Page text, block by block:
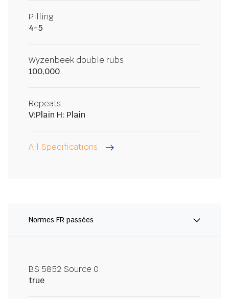
Pilling
4-5
Wyzenbeek double rubs
100,000
Repeats
V:Plain H: Plain
All Specifications
Normes FR passées
BS 5852 Source 0
true